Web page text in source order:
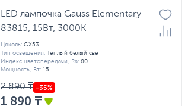
LED лампочка Gauss Elementary
83815, 15Вт, 3000K
Цоколь: GX53
Тип освещения: Теплый белый свет
Индекс цветопередачи, Ra: 80
Мощность, Вт: 15
2 890 ₸
1 890 ₸